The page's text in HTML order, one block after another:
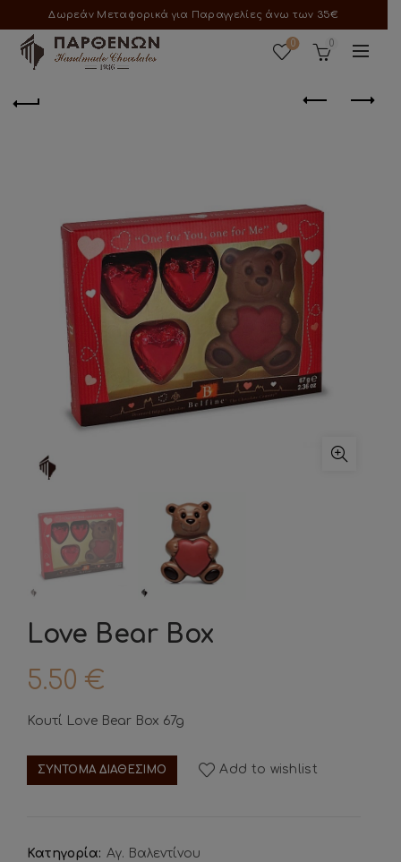
Δωρεάν Μεταφορικά για Παραγγελίες άνω των 35€
0 0
Love Bear Box
5.50 €
Κουτί Love Bear Box 67g
ΣΥΝΤΟΜΑ ΔΙΑΘΕΣΙΜΟ Add to wishlist
Κατηγορία: Αγ. Βαλεντίνου